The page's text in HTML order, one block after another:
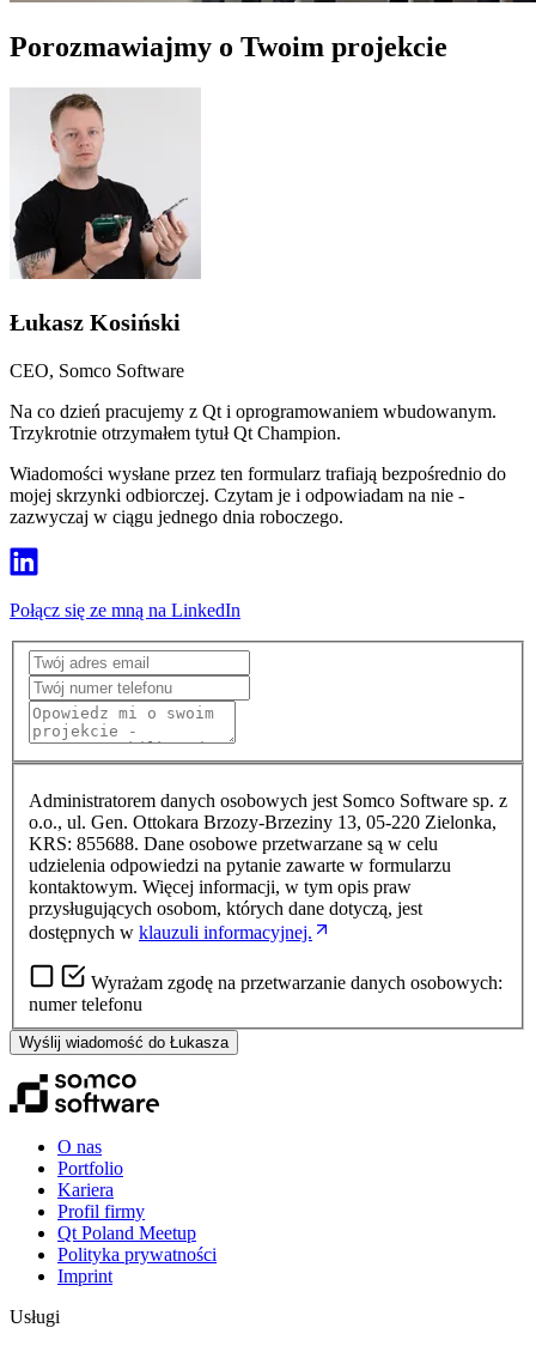
Porozmawiajmy o Twoim projekcie
Łukasz Kosiński
CEO, Somco Software
Na co dzień pracujemy z Qt i oprogramowaniem wbudowanym.
Trzykrotnie otrzymałem tytuł Qt Champion.
Wiadomości wysłane przez ten formularz trafiają bezpośrednio do
mojej skrzynki odbiorczej. Czytam je i odpowiadam na nie -
zazwyczaj w ciągu jednego dnia roboczego.
Połącz się ze mną na LinkedIn
Administratorem danych osobowych jest Somco Software sp. z
o.o., ul. Gen. Ottokara Brzozy-Brzeziny 13, 05-220 Zielonka,
KRS: 855688. Dane osobowe przetwarzane są w celu
udzielenia odpowiedzi na pytanie zawarte w formularzu
kontaktowym. Więcej informacji, w tym opis praw
przysługujących osobom, których dane dotyczą, jest
dostępnych w klauzuli informacyjnej.
Wyrażam zgodę na przetwarzanie danych osobowych:
numer telefonu
Wyślij wiadomość do Łukasza
O nas
Portfolio
Kariera
Profil firmy
Qt Poland Meetup
Polityka prywatności
Imprint
Usługi